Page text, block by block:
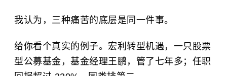
我认为，三种痛苦的底层是同一件事。
给你看个真实的例子。宏利转型机遇，一只股票
型公募基金，基金经理王鹏，管了七年多；任职